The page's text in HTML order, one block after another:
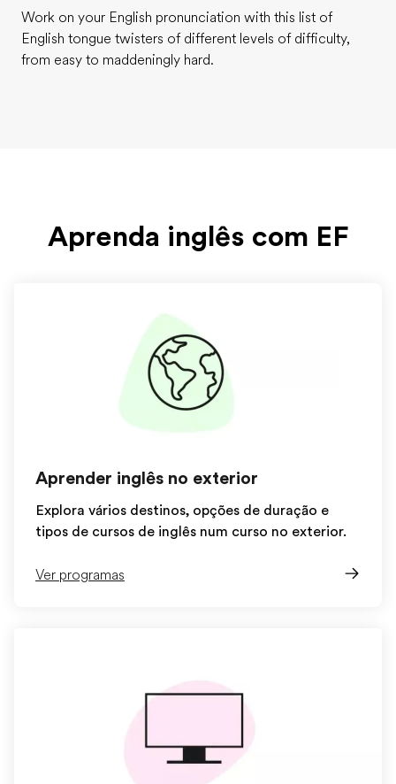
Work on your English pronunciation with this list of
English tongue twisters of different levels of difficulty,
from easy to maddeningly hard.
Aprenda inglês com EF
Aprender inglês no exterior
Explora vários destinos, opções de duração e
tipos de cursos de inglês num curso no exterior.
Ver programas